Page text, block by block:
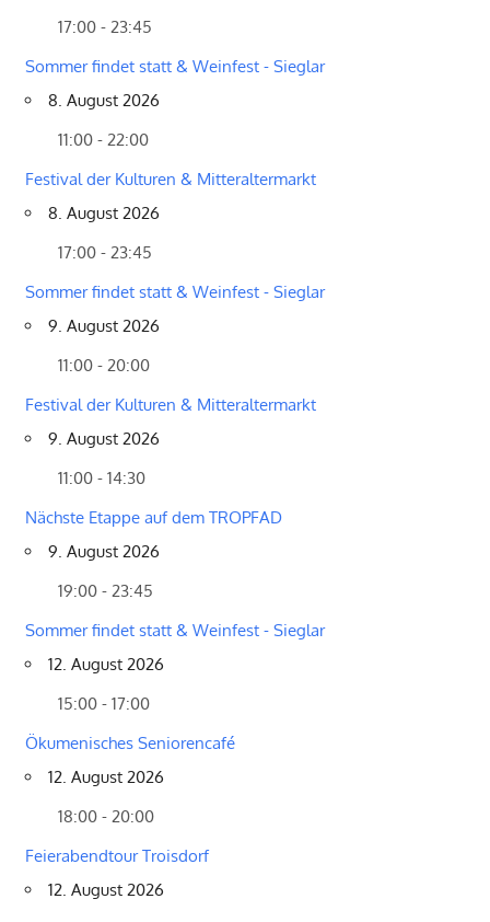
17:00 - 23:45
Sommer findet statt & Weinfest - Sieglar
8. August 2026
11:00 - 22:00
Festival der Kulturen & Mitteraltermarkt
8. August 2026
17:00 - 23:45
Sommer findet statt & Weinfest - Sieglar
9. August 2026
11:00 - 20:00
Festival der Kulturen & Mitteraltermarkt
9. August 2026
11:00 - 14:30
Nächste Etappe auf dem TROPFAD
9. August 2026
19:00 - 23:45
Sommer findet statt & Weinfest - Sieglar
12. August 2026
15:00 - 17:00
Ökumenisches Seniorencafé
12. August 2026
18:00 - 20:00
Feierabendtour Troisdorf
12. August 2026